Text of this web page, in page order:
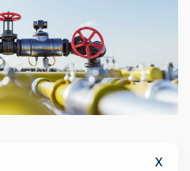
x